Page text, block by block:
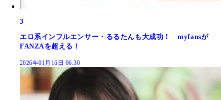
3
エロ系インフルエンサー・るるたんも大成功！ myfansが
FANZAを超える！
2026年01月16日 06:30